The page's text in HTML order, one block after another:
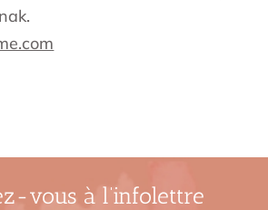
vous à l’infolettre